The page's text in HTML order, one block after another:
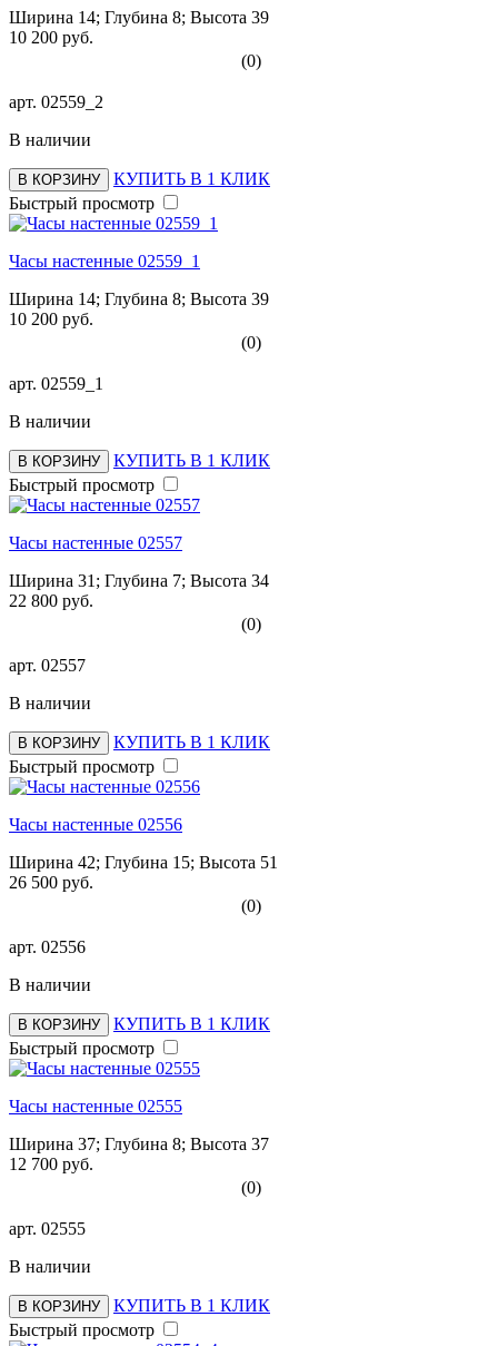
Ширина 14; Глубина 8; Высота 39
10 200 руб.
(0)
арт. 02559_2
В наличии
В КОРЗИНУ
КУПИТЬ В 1 КЛИК
Быстрый просмотр
Часы настенные 02559_1
Ширина 14; Глубина 8; Высота 39
10 200 руб.
(0)
арт. 02559_1
В наличии
В КОРЗИНУ
КУПИТЬ В 1 КЛИК
Быстрый просмотр
Часы настенные 02557
Ширина 31; Глубина 7; Высота 34
22 800 руб.
(0)
арт. 02557
В наличии
В КОРЗИНУ
КУПИТЬ В 1 КЛИК
Быстрый просмотр
Часы настенные 02556
Ширина 42; Глубина 15; Высота 51
26 500 руб.
(0)
арт. 02556
В наличии
В КОРЗИНУ
КУПИТЬ В 1 КЛИК
Быстрый просмотр
Часы настенные 02555
Ширина 37; Глубина 8; Высота 37
12 700 руб.
(0)
арт. 02555
В наличии
В КОРЗИНУ
КУПИТЬ В 1 КЛИК
Быстрый просмотр